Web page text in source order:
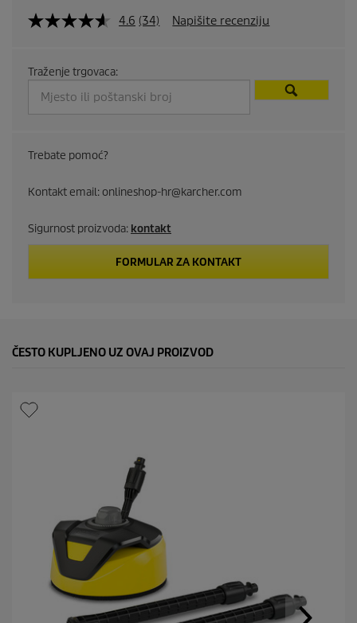
d
c
t
p
r
c
e
4.6 (34) Napišite recenziju
Traženje trgovaca:
Trebate pomoć?
Kontakt email: onlineshop-hr@karcher.com
Sigurnost proizvoda: kontakt
FORMULAR ZA KONTAKT
ČESTO KUPLJENO UZ OVAJ PROIZVOD